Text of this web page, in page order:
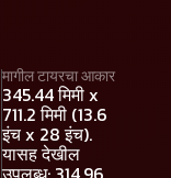
मागील टायरचा आकार
345.44 मिमी x
711.2 मिमी (13.6
इंच x 28 इंच).
यासह देखील